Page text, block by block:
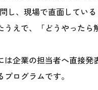
し、現場で直面してい
えで、「どうやったら
企業の担当者へ直接発
ログラムです。